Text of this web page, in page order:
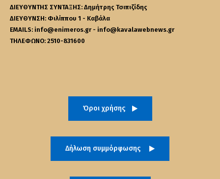
ΔΙΕΥΘΥΝΤΗΣ ΣΥΝΤΑΞΗΣ: Δημήτρης Τσιπιζίδης
ΔΙΕΥΘΥΝΣΗ: Φιλίππου 1 - Καβάλα
EMAILS: info@enimeros.gr - info@kavalawebnews.gr
ΤΗΛΕΦΩΝΟ: 2510-831600
Όροι χρήσης
Δήλωση συμμόρφωσης